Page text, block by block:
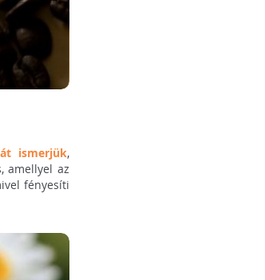
ismerjük,
amellyel az
fényesíti